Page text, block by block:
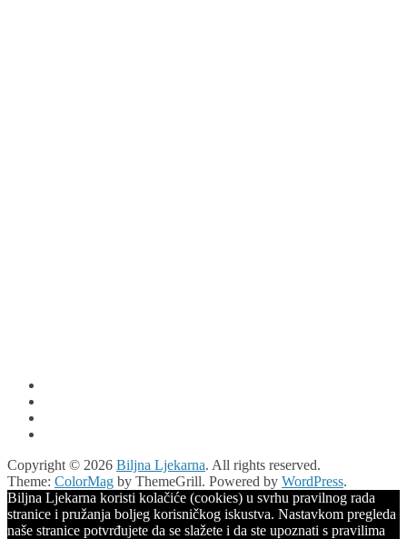
Copyright © 2026 Biljna Ljekarna. All rights reserved.
Theme: ColorMag by ThemeGrill. Powered by WordPress.
Biljna Ljekarna koristi kolačiće (cookies) u svrhu pravilnog rada
stranice i pružanja boljeg korisničkog iskustva. Nastavkom pregleda
naše stranice potvrđujete da se slažete i da ste upoznati s pravilima